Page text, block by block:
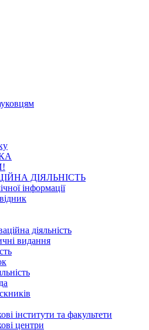
ДІЯЛЬНІСТЬ
інформації
діяльність
видання
інститути та факультети
центри